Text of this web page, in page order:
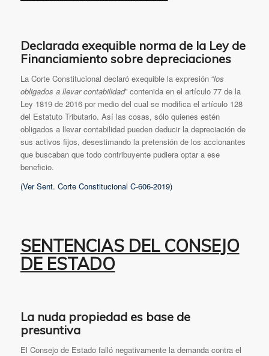
Declarada exequible norma de la Ley de
Financiamiento sobre depreciaciones
La Corte Constitucional declaró exequible la expresión “los
obligados a llevar contabilidad” contenida en el artículo 77 de la
Ley 1819 de 2016 por medio del cual se modifica el artículo 128
del Estatuto Tributario. Así las cosas, sólo quienes estén
obligados a llevar contabilidad pueden deducir la depreciación de
sus activos fijos, desestimando la pretensión de los accionantes
que buscaban que todo contribuyente pudiera optar a ese
beneficio.
(Ver Sent. Corte Constitucional C-606-2019)
SENTENCIAS DEL CONSEJO
DE ESTADO
La nuda propiedad es base de
presuntiva
El Consejo de Estado falló negativamente la demanda contra el